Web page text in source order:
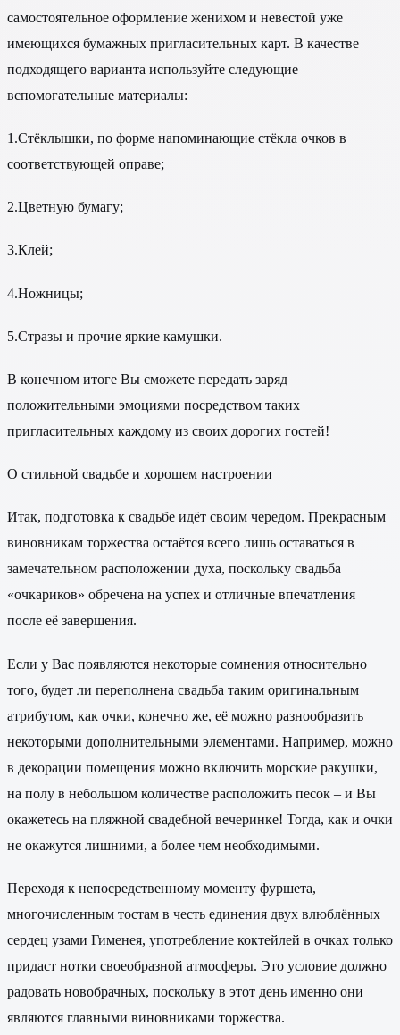
самостоятельное оформление женихом и невестой уже
имеющихся бумажных пригласительных карт. В качестве
подходящего варианта используйте следующие
вспомогательные материалы:
1.Стёклышки, по форме напоминающие стёкла очков в
соответствующей оправе;
2.Цветную бумагу;
3.Клей;
4.Ножницы;
5.Стразы и прочие яркие камушки.
В конечном итоге Вы сможете передать заряд
положительными эмоциями посредством таких
пригласительных каждому из своих дорогих гостей!
О стильной свадьбе и хорошем настроении
Итак, подготовка к свадьбе идёт своим чередом. Прекрасным
виновникам торжества остаётся всего лишь оставаться в
замечательном расположении духа, поскольку свадьба
«очкариков» обречена на успех и отличные впечатления
после её завершения.
Если у Вас появляются некоторые сомнения относительно
того, будет ли переполнена свадьба таким оригинальным
атрибутом, как очки, конечно же, её можно разнообразить
некоторыми дополнительными элементами. Например, можно
в декорации помещения можно включить морские ракушки,
на полу в небольшом количестве расположить песок – и Вы
окажетесь на пляжной свадебной вечеринке! Тогда, как и очки
не окажутся лишними, а более чем необходимыми.
Переходя к непосредственному моменту фуршета,
многочисленным тостам в честь единения двух влюблённых
сердец узами Гименея, употребление коктейлей в очках только
придаст нотки своеобразной атмосферы. Это условие должно
радовать новобрачных, поскольку в этот день именно они
являются главными виновниками торжества.